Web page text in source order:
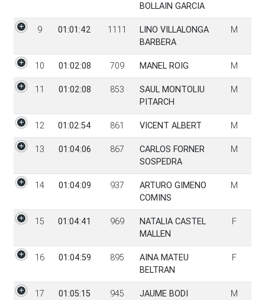
BOLLAIN GARCIA
9 01:01:42 1111
LINO VILLALONGA
BARBERA
M
10 01:02:08 709 MANEL ROIG M
11 01:02:08 853
SAUL MONTOLIU
PITARCH
M
12 01:02:54 861 VICENT ALBERT M
13 01:04:06 867
CARLOS FORNER
SOSPEDRA
M
14 01:04:09 937
ARTURO GIMENO
COMINS
M
15 01:04:41 969
NATALIA CASTEL
MALLEN
F
16 01:04:59 895
AINA MATEU
BELTRAN
F
17 01:05:15 945
JAUME BODI
M